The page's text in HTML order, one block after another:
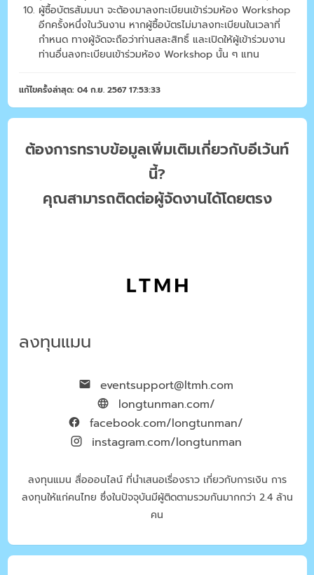
ผู้ซื้อบัตรสัมมนา จะต้องมาลงทะเบียนเข้าร่วมห้อง Workshop
อีกครั้งหนึ่งในวันงาน หากผู้ซื้อบัตรไม่มาลงทะเบียนในเวลาที่
กำหนด ทางผู้จัดจะถือว่าท่านสละสิทธิ์ และเปิดให้ผู้เข้าร่วมงาน
ท่านอื่นลงทะเบียนเข้าร่วมห้อง Workshop นั้น ๆ แทน
แก้ไขครั้งล่าสุด: 04 ก.ย. 2567 17:53:33
ต้องการทราบข้อมูลเพิ่มเติมเกี่ยวกับอีเว้นท์
นี้?
คุณสามารถติดต่อผู้จัดงานได้โดยตรง
ลงทุนแมน
eventsupport@ltmh.com
longtunman.com/
facebook.com/longtunman/
instagram.com/longtunman
ลงทุนแมน สื่อออนไลน์ ที่นำเสนอเรื่องราว เกี่ยวกับการเงิน การ
ลงทุนให้แก่คนไทย ซึ่งในปัจจุบันมีผู้ติดตามรวมกันมากกว่า 2.4 ล้าน
คน